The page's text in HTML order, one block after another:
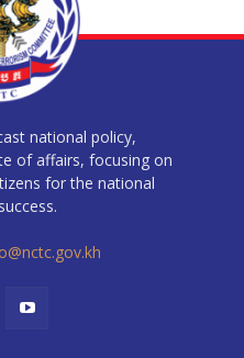
national policy,
of affairs, focusing on
for the national